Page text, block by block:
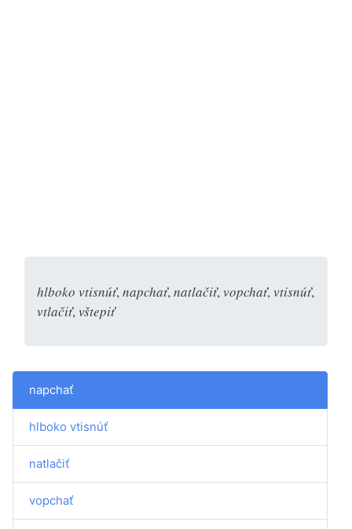
hlboko vtisnúť, napchať, natlačiť, vopchať, vtisnúť,
vtlačiť, vštepiť
napchať
hlboko vtisnúť
natlačiť
vopchať